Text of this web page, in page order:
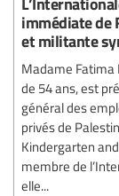
immédiate de
et militante
Madame Fatima
de 54 ans, est
général des
privés de
Kindergarten
membre de
elle...